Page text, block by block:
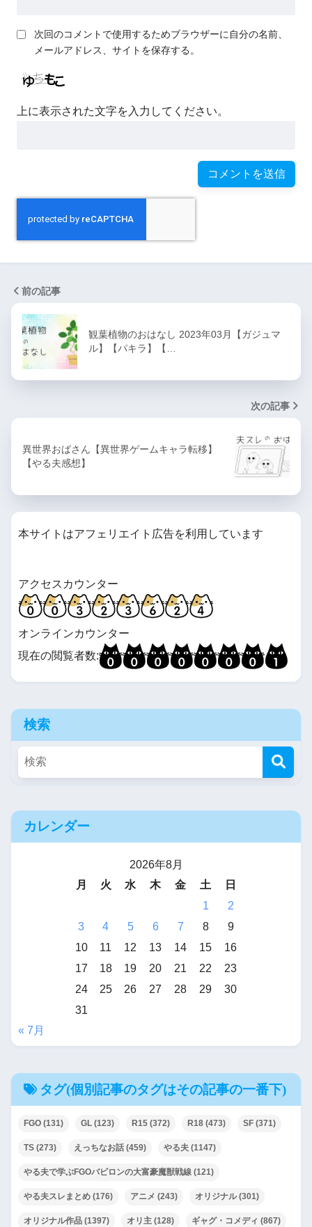
次回のコメントで使用するためブラウザーに自分の名前、
メールアドレス、サイトを保存する。
上に表示された文字を入力してください。
前の記事
観葉植物のおはなし 2023年03月【ガジュマ
ル】【パキラ】【…
次の記事
異世界おばさん【異世界ゲームキャラ転移】
【やる夫感想】
本サイトはアフェリエイト広告を利用しています
アクセスカウンター
オンラインカウンター
現在の閲覧者数:
検索
カレンダー
2026年8月
月
火 水 木 金 土
日
1
2
3
4 5 6 7 8
9
10
11 12 13 14 15
16
17
18 19 20 21 22
23
24
25 26 27 28 29
30
31
« 7月
タグ(個別記事のタグはその記事の一番下)
FGO (131) GL (123) R15 (372) R18 (473) SF (371)
TS (273) えっちなお話 (459) やる夫 (1147)
やる夫で学ぶFGOバビロンの大富豪魔獣戦線 (121)
やる夫スレまとめ (176) アニメ (243) オリジナル(301)
オリジナル作品 (1397) オリ主 (128) ギャグ・コメディ (867)